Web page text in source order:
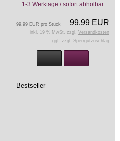
1-3 Werktage / sofort abholbar
99,99 EUR
99,99 EUR pro Stück
inkl. 19 % MwSt. zzgl. Versandkosten
ggf. zzgl. Sperrgutzuschlag
Bestseller